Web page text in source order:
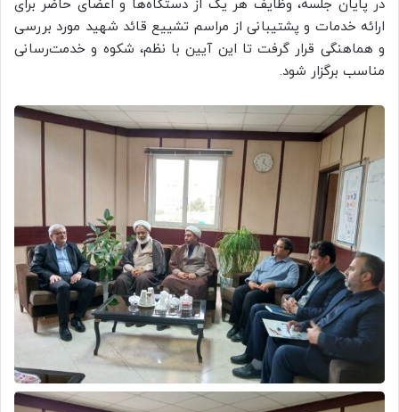
در پایان جلسه، وظایف هر یک از دستگاه‌ها و اعضای حاضر برای
ارائه خدمات و پشتیبانی از مراسم تشییع قائد شهید مورد بررسی
و هماهنگی قرار گرفت تا این آیین با نظم، شکوه و خدمت‌رسانی
مناسب برگزار شود.